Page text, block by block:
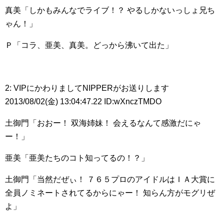
真美「しかもみんなでライブ！？ やるしかないっしょ兄ち
ゃん！」
Ｐ「コラ、亜美、真美。どっから沸いて出た」
2: VIPにかわりましてNIPPERがお送りします
2013/08/02(金) 13:04:47.22 ID:wXnczTMDO
土御門「おおー！ 双海姉妹！ 会えるなんて感激だにゃ
ー！」
亜美「亜美たちのコト知ってるの！？」
土御門「当然だぜぃ！ ７６５プロのアイドルはＩＡ大賞に
全員ノミネートされてるからにゃー！ 知らん方がモグリぜ
よ」